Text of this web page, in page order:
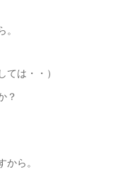
は・・）
？
ら。